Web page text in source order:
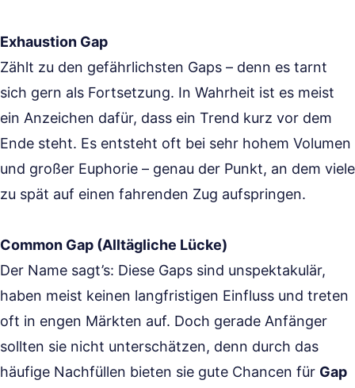
Exhaustion Gap
Zählt zu den gefährlichsten Gaps – denn es tarnt
sich gern als Fortsetzung. In Wahrheit ist es meist
ein Anzeichen dafür, dass ein Trend kurz vor dem
Ende steht. Es entsteht oft bei sehr hohem Volumen
und großer Euphorie – genau der Punkt, an dem viele
zu spät auf einen fahrenden Zug aufspringen.
Common Gap (Alltägliche Lücke)
Der Name sagt’s: Diese Gaps sind unspektakulär,
haben meist keinen langfristigen Einfluss und treten
oft in engen Märkten auf. Doch gerade Anfänger
sollten sie nicht unterschätzen, denn durch das
häufige Nachfüllen bieten sie gute Chancen für Gap